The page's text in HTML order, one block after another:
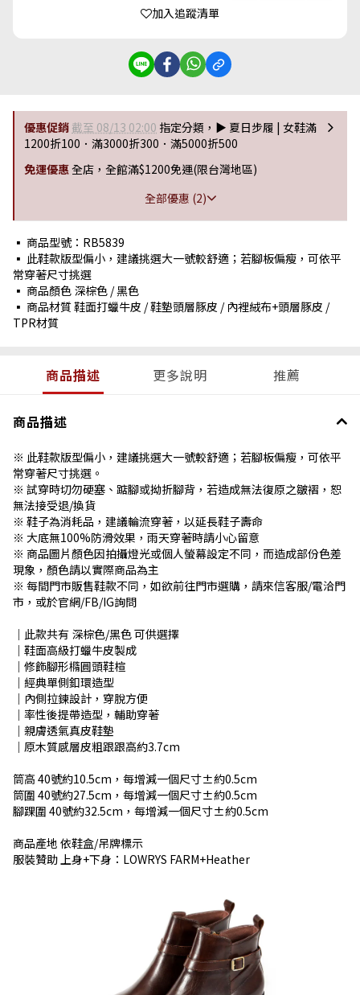
加入追蹤清單
優惠促銷 截至 08/13 02:00 指定分類，▶︎ 夏日步履 | 女鞋滿
1200折100．滿3000折300．滿5000折500
免運優惠全店，全館滿$1200免運(限台灣地區)
全部優惠 (2)
▪ 商品型號：RB5839
▪ 此鞋款版型偏小，建議挑選大一號較舒適；若腳板偏瘦，可依平
常穿著尺寸挑選
▪ 商品顏色 深棕色 / 黑色
▪ 商品材質 鞋面打蠟牛皮 / 鞋墊頭層豚皮 / 內裡絨布+頭層豚皮 /
TPR材質
商品描述 更多說明 推薦
商品描述
※ 此鞋款版型偏小，建議挑選大一號較舒適；若腳板偏瘦，可依平
常穿著尺寸挑選。
※ 試穿時切勿硬塞、踮腳或拗折腳背，若造成無法復原之皺褶，恕
無法接受退/換貨
※ 鞋子為消耗品，建議輪流穿著，以延長鞋子壽命
※ 大底無100%防滑效果，雨天穿著時請小心留意
※ 商品圖片顏色因拍攝燈光或個人螢幕設定不同，而造成部份色差
現象，顏色請以實際商品為主
※ 每間門市販售鞋款不同，如欲前往門市選購，請來信客服/電洽門
市，或於官網/FB/IG詢問
│此款共有 深棕色/黑色 可供選擇
│鞋面高級打蠟牛皮製成
│修飾腳形橢圓頭鞋楦
│經典單側釦環造型
│內側拉鍊設計，穿脫方便
│率性後提帶造型，輔助穿著
│親膚透氣真皮鞋墊
│原木質感層皮粗跟跟高約3.7cm
筒高 40號約10.5cm，每增減一個尺寸±約0.5cm
筒圍 40號約27.5cm，每增減一個尺寸±約0.5cm
腳踝圍 40號約32.5cm，每增減一個尺寸±約0.5cm
商品產地 依鞋盒/吊牌標示
服裝贊助 上身+下身：LOWRYS FARM+Heather